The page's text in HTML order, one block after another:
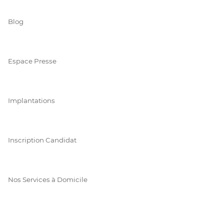
Blog
Espace Presse
Implantations
Inscription Candidat
Nos Services à Domicile